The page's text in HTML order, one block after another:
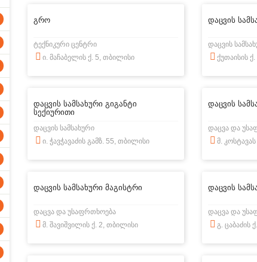
გრო
ტექნიკური ცენტრი
ი. მაჩაბელის ქ. 5, თბილისი
დაცვის
დაცვის
ქუთაისის
დაცვის სამსახური გიგანტი
სექიურითი
დაცვის სამსახური
ი. ჭავჭავაძის გამზ. 55, თბილისი
დაცვის
დაცვა და
მ.
დაცვის სამსახური მაგისტრი
დაცვა და უსაფრთხოება
მ. შავიშვილის ქ. 2, თბილისი
დაცვის
დაცვა და
გ. ცაბაძის